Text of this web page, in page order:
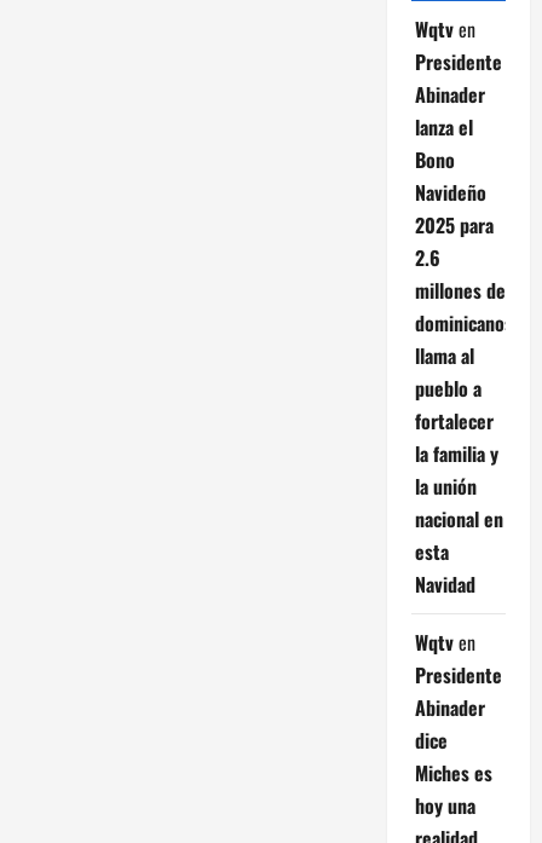
Wqtven
Presidente
Abinader
lanza el
Bono
Navideño
2025 para
2.6
millones de
dominicanos;
llama al
pueblo a
fortalecer
la familia y
la unión
nacional en
esta
Navidad
Wqtven
Presidente
Abinader
dice
Miches es
hoy una